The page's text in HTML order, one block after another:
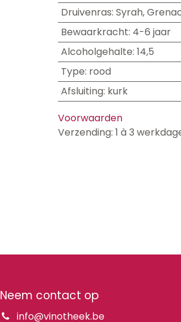
Druivenras: Syrah,
Bewaarkracht: 4-6 jaar
Alcoholgehalte: 14,5
Type: rood
Afsluiting: kurk
Voorwaarden
Verzending: 1 à 3
Neem contact op
info@vinotheek.be